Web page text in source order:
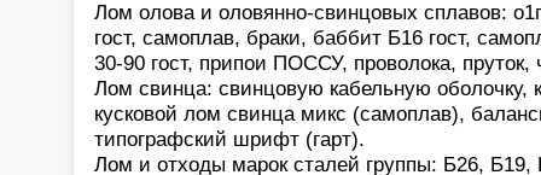
Лом олова и оловянно-свинцовых сплавов:
гост, самоплав, браки, баббит Б16 гост,
30-90 гост, припои ПОССУ, проволока,
Лом свинца: свинцовую кабельную оболочку,
кусковой лом свинца микс (самоплав),
типографский шрифт (гарт).
Лом и отходы марок сталей группы: Б26,